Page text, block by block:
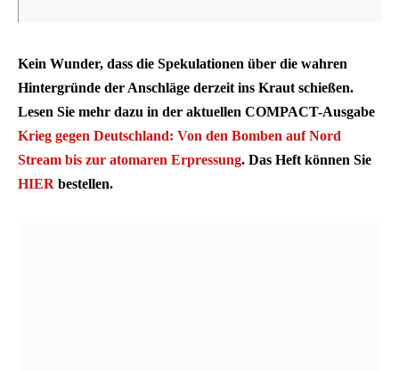
Kein Wunder, dass die Spekulationen über die wahren
Hintergründe der Anschläge derzeit ins Kraut schießen.
Lesen Sie mehr dazu in der aktuellen COMPACT-Ausgabe
Krieg gegen Deutschland: Von den Bomben auf Nord
Stream bis zur atomaren Erpressung. Das Heft können Sie
HIER bestellen.